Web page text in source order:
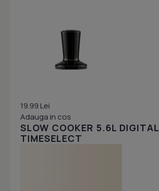
19.99 Lei
Adauga in cos
SLOW COOKER 5.6L DIGITAL
TIMESELECT